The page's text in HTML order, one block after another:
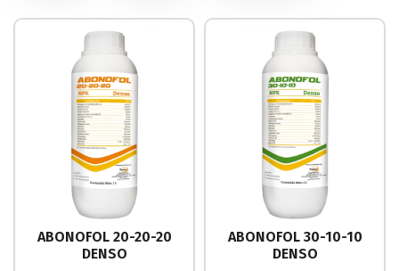
ABONOFOL 20-20-20
DENSO
ABONOFOL 30-10-10
DENSO